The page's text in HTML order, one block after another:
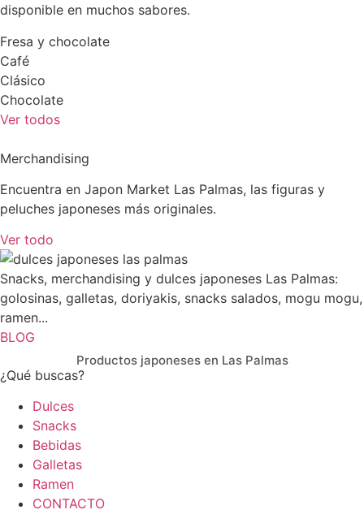
disponible en muchos sabores.
Fresa y chocolate
Café
Clásico
Chocolate
Ver todos
Merchandising
Encuentra en Japon Market Las Palmas, las figuras y
peluches japoneses más originales.
Ver todo
Snacks, merchandising y dulces japoneses Las Palmas:
golosinas, galletas, doriyakis, snacks salados, mogu mogu,
ramen...
BLOG
Productos japoneses en Las Palmas
¿Qué buscas?
Dulces
Snacks
Bebidas
Galletas
Ramen
CONTACTO